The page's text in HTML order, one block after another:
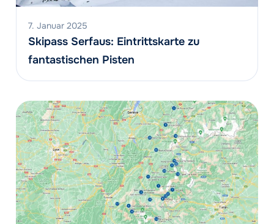
7. Januar 2025
Skipass Serfaus: Eintrittskarte zu
fantastischen Pisten